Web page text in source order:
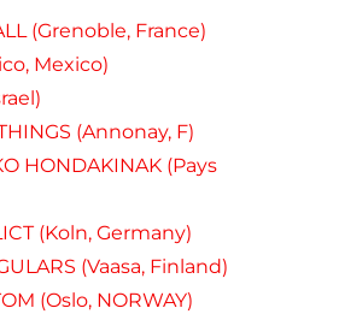
(Grenoble, France)
Mexico)
(Annonay, F)
HONDAKINAK (Pays
(Koln, Germany)
(Vaasa, Finland)
(Oslo, NORWAY)